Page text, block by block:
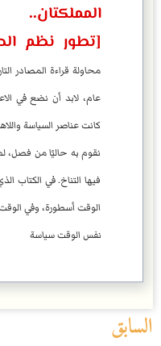
المملكتان..
[تطور نظم
محاولة قراءة المصادر
عام، لابد أن نضع في
كانت عناصر السياسة
نقوم به حاليًا من فصل،
فيها التناخ. في الكتاب
الوقت أسطورة، وفي
نفس الوقت سياسة
السابق